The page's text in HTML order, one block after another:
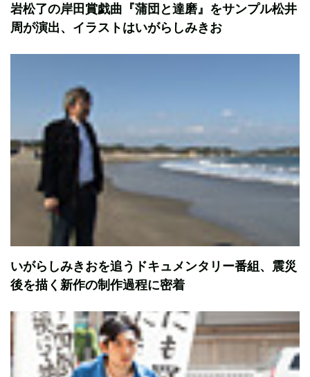
岩松了の岸田賞戯曲『蒲団と達磨』をサンプル松井
周が演出、イラストはいがらしみきお
いがらしみきおを追うドキュメンタリー番組、震災
後を描く新作の制作過程に密着